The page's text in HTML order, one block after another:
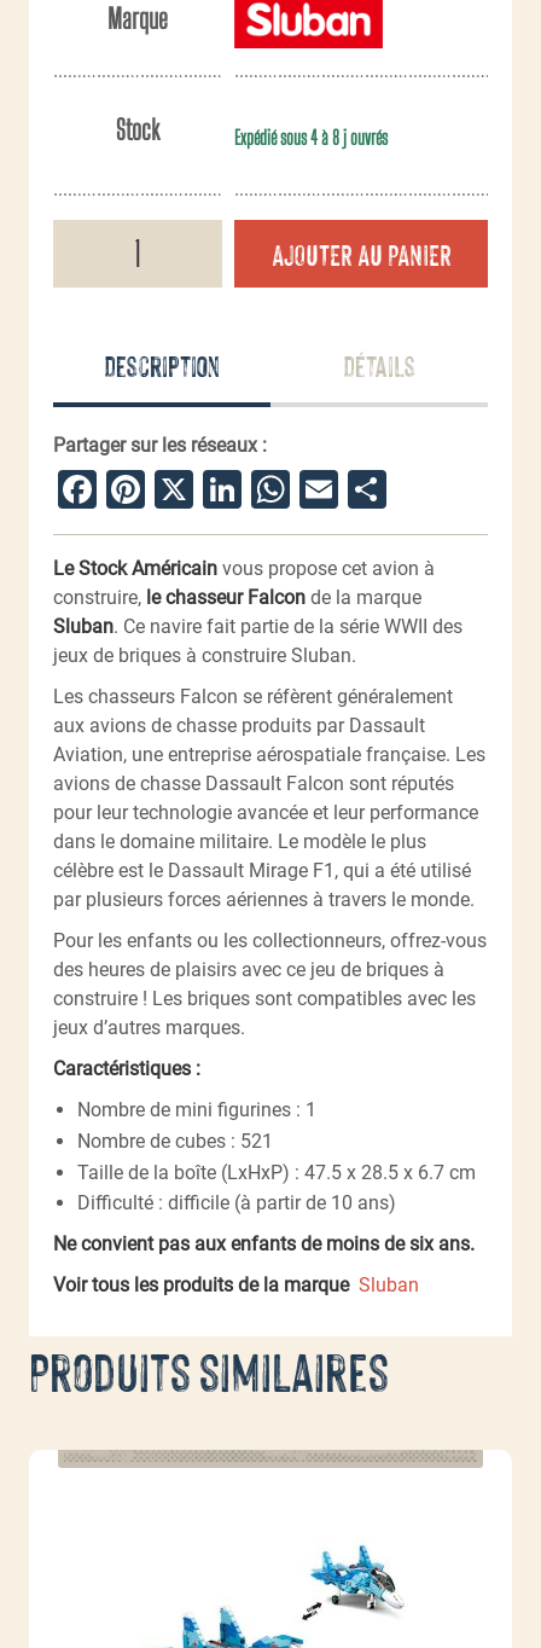
Marque
Stock Expédié sous 4 à 8 j ouvrés
briques
AJOUTER AU PANIER
Description Détails
Partager sur les réseaux :
Facebook
Pinterest
X LinkedIn
WhatsApp
Email
Le Stock Américain vous propose cet avion à
construire, le chasseur Falcon de la marque
Sluban. Ce navire fait partie de la série WWII des
jeux de briques à construire Sluban.
Les chasseurs Falcon se réfèrent généralement
aux avions de chasse produits par Dassault
Aviation, une entreprise aérospatiale française. Les
avions de chasse Dassault Falcon sont réputés
pour leur technologie avancée et leur performance
dans le domaine militaire. Le modèle le plus
célèbre est le Dassault Mirage F1, qui a été utilisé
par plusieurs forces aériennes à travers le monde.
Pour les enfants ou les collectionneurs, offrez-vous
des heures de plaisirs avec ce jeu de briques à
construire ! Les briques sont compatibles avec les
jeux d’autres marques.
Caractéristiques :
Nombre de mini figurines : 1
Nombre de cubes : 521
Taille de la boîte (LxHxP) : 47.5 x 28.5 x 6.7 cm
Difficulté : difficile (à partir de 10 ans)
Ne convient pas aux enfants de moins de six ans.
Voir tous les produits de la marque Sluban
Produits similaires